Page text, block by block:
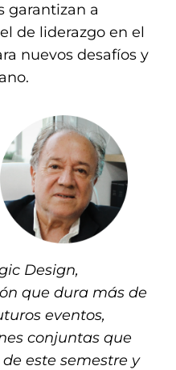
garantizan a
de liderazgo en el
nuevos desafíos y
Design,
que dura más de
eventos,
conjuntas que
este semestre y